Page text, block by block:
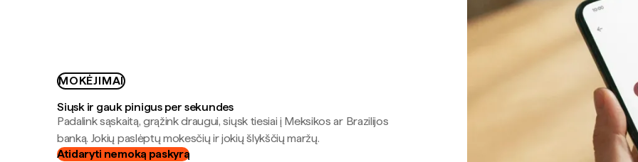
MOKĖJIMAI
Siųsk ir gauk pinigus per sekundes
Padalink sąskaitą, grąžink draugui, siųsk tiesiai į Meksikos ar Brazilijos
banką. Jokių paslėptų mokesčių ir jokių šlykščių maržų.
Atidaryti nemoką paskyrą